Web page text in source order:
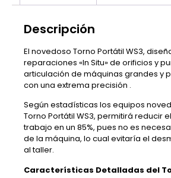
Descripción
El novedoso Torno Portátil WS3,
reparaciones «In Situ» de orificios y
articulación de máquinas grandes y
con una extrema precisión .
Según estadísticas los equipos
Torno Portátil WS3, permitirá reducir
trabajo en un 85%, pues no es
de la máquina, lo cual evitaría el
al taller.
Características Detalladas del